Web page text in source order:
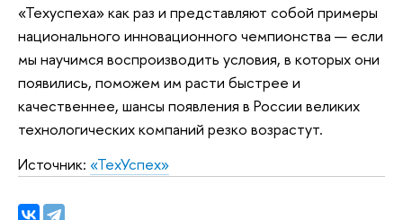
«Техуспеха» как раз и представляют собой примеры
национального инновационного чемпионства — если
мы научимся воспроизводить условия, в которых они
появились, поможем им расти быстрее и
качественнее, шансы появления в России великих
технологических компаний резко возрастут.
Источник: «ТехУспех»